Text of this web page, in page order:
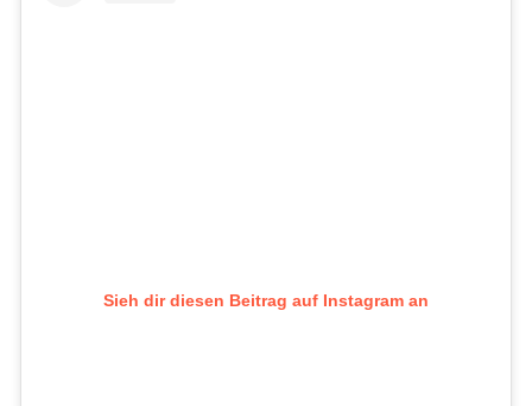
Sieh dir diesen Beitrag auf Instagram an